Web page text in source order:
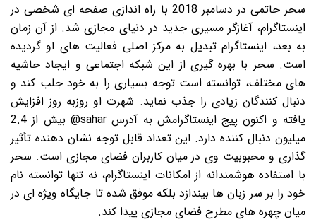
سحر حاتمی در دسامبر 2018 با راه اندازی صفحه ای شخصی در
اینستاگرام، آغازگر مسیری جدید در دنیای مجازی شد. از آن زمان
به بعد، اینستاگرام تبدیل به مرکز اصلی فعالیت های او گردیده
است. سحر با بهره گیری از این شبکه اجتماعی و ایجاد حاشیه
های مختلف، توانسته است توجه بسیاری را به خود جلب کند و
دنبال کنندگان زیادی را جذب نماید. شهرت او روزبه روز افزایش
یافته و اکنون پیج اینستاگرامش به آدرس sahar@ بیش از 2.4
میلیون دنبال کننده دارد. این تعداد قابل توجه نشان دهنده تأثیر
گذاری و محبوبیت وی در میان کاربران فضای مجازی است. سحر
با استفاده هوشمندانه از امکانات اینستاگرام، نه تنها توانسته نام
خود را بر سر زبان ها بیندازد بلکه موفق شده تا جایگاه ویژه ای در
میان چهره های مطرح فضای مجازی پیدا کند.